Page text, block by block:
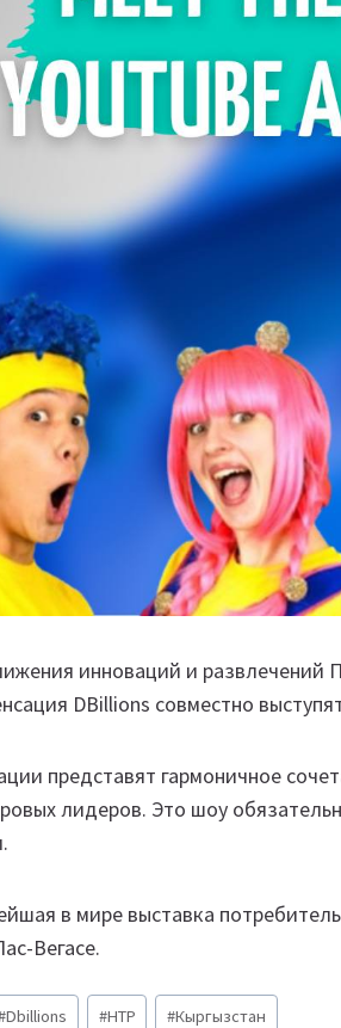
инноваций и развлечений
DBillions совместно
представят гармоничное
лидеров. Это шоу
в мире выставка
Вегасе.
Dbillions #HTP #Кыргызстан